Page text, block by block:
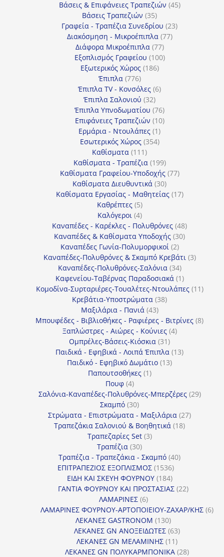
προϊόντα
Βάσεις & Επιφάνειες Τραπεζιών 4545
Βάσεις Τραπεζιών 3535
προϊόντα
Γραφεία - Τραπέζια Συνεδρίου 2323
Διακόσμηση - Μικροέπιπλα 7777
Διάφορα Μικροέπιπλα 7777
προϊόντα
Εξοπλισμός Γραφείου 100100
Εξωτερικός Χώρος 186186
Έπιπλα 776776
προϊόντα
Έπιπλα TV - Κονσόλες 66
Έπιπλα Σαλονιού 3232
προϊόντα
Έπιπλα Υπνοδωματίου 7676
προϊόντα
Επιφάνειες Τραπεζιών 1010
Ερμάρια - Ντουλάπες 11
προϊόν
Εσωτερικός Χώρος 354354
Καθίσματα 111111
προϊόντα
Καθίσματα - Τραπέζια 199199
προϊόντα
Καθίσματα Γραφείου-Υποδοχής 7777
Καθίσματα Διευθυντικά 3030
προϊόντα
Καθίσματα Εργασίας - Μαθητείας 1717
Καθρέπτες 55
προϊόντα
Καλόγεροι 44
προϊόντα
Καναπέδες - Καρέκλες - Πολυθρόνες 4848
προϊόντα
Καναπέδες & Καθίσματα Υποδοχής 3030
Καναπέδες Γωνία-Πολυμορφικοί 22
προϊόντα
Καναπέδες-Πολυθρόνες & Σκαμπό Κρεβάτι 33
Καναπέδες-Πολυθρόνες-Σαλόνια 3434
προϊόντα
Καφενείου-Ταβέρνας Παραδοσιακά 11
προϊόν
Κομοδίνα-Συρταριέρες-Τουαλέτες-Ντουλάπες 1111
Κρεβάτια-Υποστρώματα 3838
Μαξιλάρια - Πανιά 4343
προϊόντα
Μπουφέδες - Βιβλιοθήκες - Ραφιέρες - Βιτρίνες 88
Ξαπλώστρες - Αιώρες - Κούνιες 44
Ομπρέλες-Βάσεις-Κιόσκια 3131
προϊόντα
Παιδικά - Εφηβικά - Λοιπά Έπιπλα 1313
Παιδικό - Εφηβικό Δωμάτιο 1313
Παπουτσοθήκες 11
Πουφ 44
προϊόντα
Σαλόνια-Καναπέδες-Πολυθρόνες-Μπερζέρες 2929
Σκαμπό 3030
προϊόντα
Στρώματα - Επιστρώματα - Μαξιλάρια 2727
Τραπεζάκια Σαλονιού & Βοηθητικά 1818
Τραπεζαρίες Set 33
Τραπέζια 3030
προϊόντα
Τραπέζια - Τραπεζάκια - Σκαμπό 4040
ΕΠΙΤΡΑΠΕΖΙΟΣ ΕΞΟΠΛΙΣΜΟΣ 15361536
προϊόντα
ΕΙΔΗ ΚΑΙ ΣΚΕΥΗ ΦΟΥΡΝΟΥ 184184
προϊόντα
ΓΑΝΤΙΑ ΦΟΥΡΝΟΥ ΚΑΙ ΠΡΟΣΤΑΣΙΑΣ 2222
ΛΑΜΑΡΙΝΕΣ 66
προϊόντα
ΛΑΜΑΡΙΝΕΣ ΦΟΥΡΝΟΥ-ΑΡΤΟΠΟΙΕΙΟΥ-ΖΑΧΑΡ/ΚΗΣ 66
ΛΕΚΑΝΕΣ GASTRONOM 130130
προϊόντα
ΛΕΚΑΝΕΣ GN ΑΝΟΞΕΙΔΩΤΕΣ 6363
ΛΕΚΑΝΕΣ GN ΜΕΛΑΜΙΝΗΣ 1111
προϊόντα
ΛΕΚΑΝΕΣ GN ΠΟΛΥΚΑΡΜΠΟΝΙΚΑ 2828